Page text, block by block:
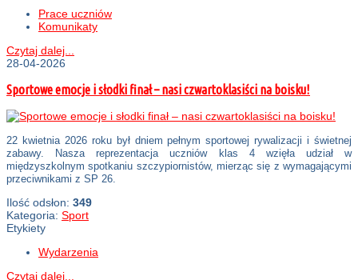
Prace uczniów
Komunikaty
Czytaj dalej...
28-04-2026
Sportowe emocje i słodki finał – nasi czwartoklasiści na boisku!
22 kwietnia 2026 roku był dniem pełnym sportowej rywalizacji i świetnej
zabawy. Nasza reprezentacja uczniów klas 4 wzięła udział w
międzyszkolnym spotkaniu szczypiornistów, mierząc się z wymagającymi
przeciwnikami z SP 26.
Ilość odsłon: 349
Kategoria: Sport
Etykiety
Wydarzenia
Czytaj dalej...